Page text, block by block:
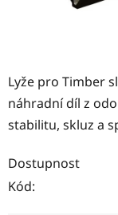
Lyže pro Timber
náhradní díl z
stabilitu, skluz a
Dostupnost
Kód: